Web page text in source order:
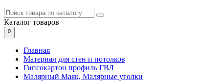
Каталог товаров
0
Главная
Материал для стен и потолков
Гипсокартон профиль ГВЛ
Малярный Маяк, Малярные уголки